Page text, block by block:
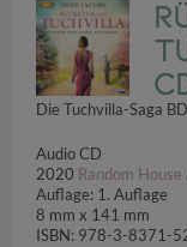
Die Tuchvilla-Saga
Audio CD
2020 Random House
Auflage: 1. Auflage
8 mm x 141 mm
ISBN: 978-3-8371-